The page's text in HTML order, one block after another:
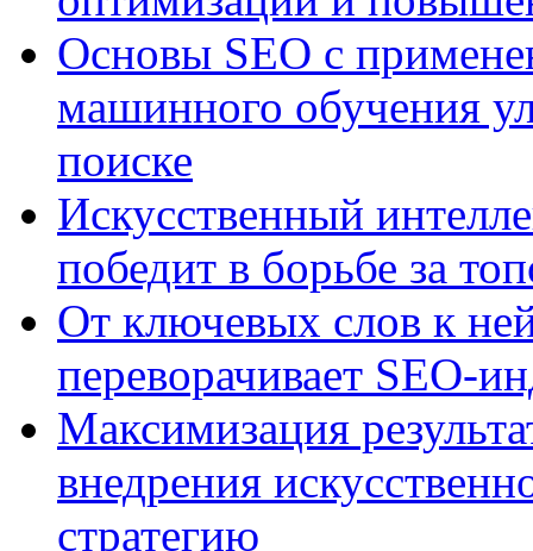
Основы SEO с
машинного обучения
поиске
Искусственный
победит в борьбе за
От ключевых слов к
переворачивает SEO-
Максимизация
внедрения
стратегию